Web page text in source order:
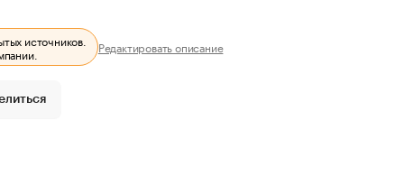
источников.
Редактировать описание